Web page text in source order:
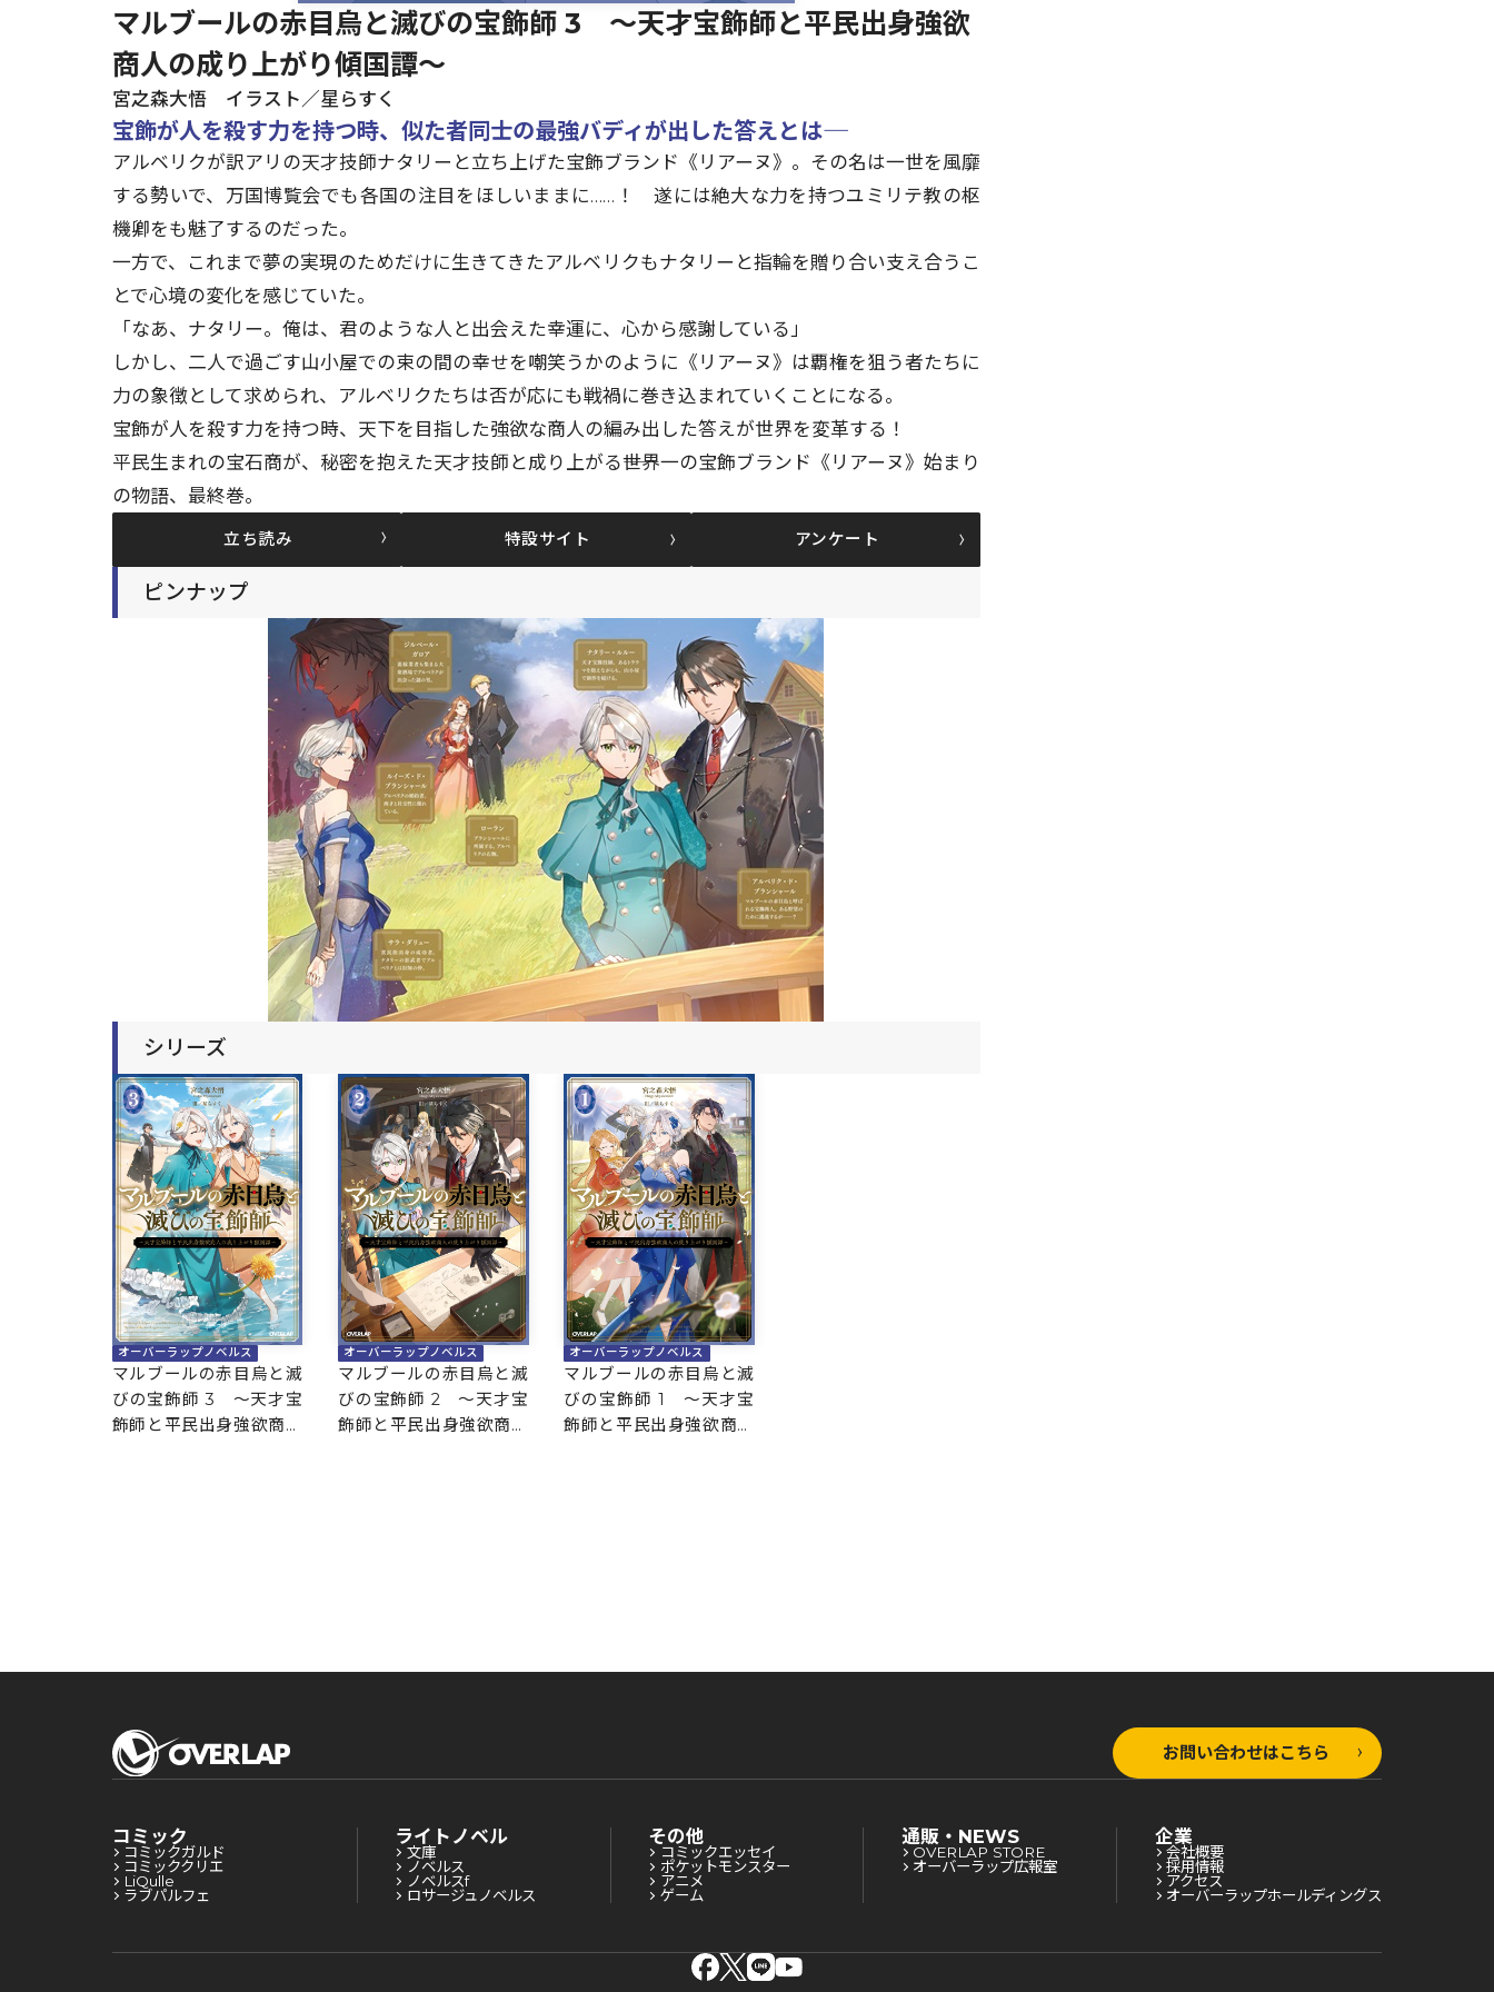
マルブールの赤目烏と滅びの宝飾師 3 ～天才宝飾師と平民出身強欲
商人の成り上がり傾国譚～
宮之森大悟 イラスト／星らすく
宝飾が人を殺す力を持つ時、似た者同士の最強バディが出した答えとは――
アルベリクが訳アリの天才技師ナタリーと立ち上げた宝飾ブランド《リアーヌ》。その名は一世を風靡
する勢いで、万国博覧会でも各国の注目をほしいままに……！ 遂には絶大な力を持つユミリテ教の枢
機卿をも魅了するのだった。
一方で、これまで夢の実現のためだけに生きてきたアルベリクもナタリーと指輪を贈り合い支え合うこ
とで心境の変化を感じていた。
「なあ、ナタリー。俺は、君のような人と出会えた幸運に、心から感謝している」
しかし、二人で過ごす山小屋での束の間の幸せを嘲笑うかのように《リアーヌ》は覇権を狙う者たちに
力の象徴として求められ、アルベリクたちは否が応にも戦禍に巻き込まれていくことになる。
宝飾が人を殺す力を持つ時、天下を目指した強欲な商人の編み出した答えが世界を変革する！
平民生まれの宝石商が、秘密を抱えた天才技師と成り上がる――世界一の宝飾ブランド《リアーヌ》始まり
の物語、最終巻。
立ち読み 特設サイト アンケート
ピンナップ
シリーズ
オーバーラップノベルス
マルブールの赤目烏と滅
びの宝飾師 3 ～天才宝
飾師と平民出身強欲商人
オーバーラップノベルス
マルブールの赤目烏と滅
びの宝飾師 2 ～天才宝
飾師と平民出身強欲商人
オーバーラップノベルス
マルブールの赤目烏と滅
びの宝飾師 1 ～天才宝
飾師と平民出身強欲商人
お問い合わせはこちら
コミック
コミックガルド
コミッククリエ
LiQulle
ラブパルフェ
ライトノベル
文庫
ノベルス
ノベルスf
ロサージュノベルス
その他
コミックエッセイ
ポケットモンスター
アニメ
ゲーム
通販・NEWS
OVERLAP STORE
オーバーラップ広報室
企業
会社概要
採用情報
アクセス
オーバーラップホールディングス